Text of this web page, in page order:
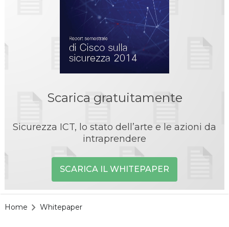
Scarica gratuitamente
Sicurezza ICT, lo stato dell’arte e le azioni da
intraprendere
SCARICA IL WHITEPAPER
Home Whitepaper